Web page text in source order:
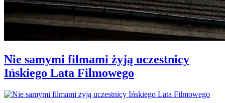
Nie samymi filmami żyją uczestnicy
Ińskiego Lata Filmowego